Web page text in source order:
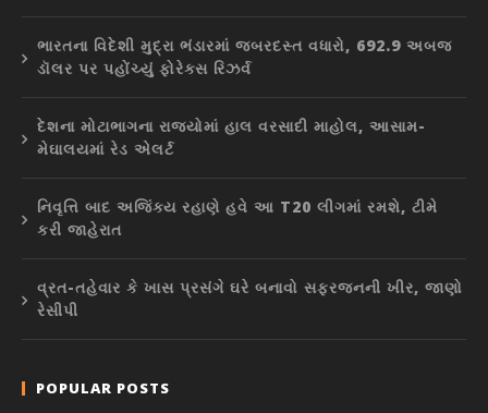
ભારતના વિદેશી મુદ્રા ભંડારમાં જબરદસ્ત વધારો, 692.9 અબજ
ડૉલર પર પહોંચ્યું ફોરેક્સ રિઝર્વ
દેશના મોટાભાગના રાજ્યોમાં હાલ વરસાદી માહોલ, આસામ-
મેઘાલયમાં રેડ એલર્ટ
નિવૃત્તિ બાદ અજિંક્ય રહાણે હવે આ T20 લીગમાં રમશે, ટીમે
કરી જાહેરાત
વ્રત-તહેવાર કે ખાસ પ્રસંગે ઘરે બનાવો સફરજનની ખીર, જાણો
રેસીપી
POPULAR POSTS